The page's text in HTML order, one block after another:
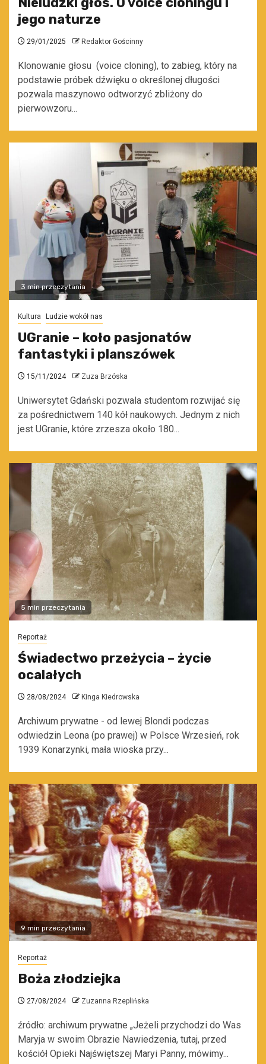
jego naturze
29/01/2025 Redaktor Gościnny
Klonowanie głosu (voice cloning), to zabieg, który na
podstawie próbek dźwięku o określonej długości
pozwala maszynowo odtworzyć zbliżony do
pierwowzoru...
3 min przeczytania
Kultura Ludzie wokół nas
UGranie – koło pasjonatów
fantastyki i planszówek
15/11/2024 Zuza Brzóska
Uniwersytet Gdański pozwala studentom rozwijać się
za pośrednictwem 140 kół naukowych. Jednym z nich
jest UGranie, które zrzesza około 180...
5 min przeczytania
Reportaż
Świadectwo przeżycia – życie
ocalałych
28/08/2024 Kinga Kiedrowska
Archiwum prywatne - od lewej Blondi podczas
odwiedzin Leona (po prawej) w Polsce Wrzesień, rok
1939 Konarzynki, mała wioska przy...
9 min przeczytania
Reportaż
Boża złodziejka
27/08/2024 Zuzanna Rzeplińska
źródło: archiwum prywatne „Jeżeli przychodzi do Was
Maryja w swoim Obrazie Nawiedzenia, tutaj, przed
kościół Opieki Najświętszej Maryi Panny, mówimy...